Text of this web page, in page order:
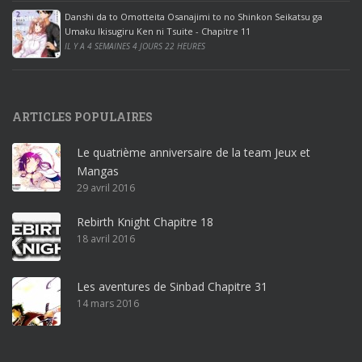
e
2
0
1
r
o
ff
i
c
e
3
r
Danshi da to Omotteita Osanajimi to no Shinkon Seikatsu ga
Umaku Ikisugiru Ken ni Tsuite - Chapitre 11
IL Y A 4 SEMAINES 4 JOURS 22 HEURES
ARTICLES POPULAIRES
Le quatrième anniversaire de la team Jeux et
Mangas
29 avril 2016
Rebirth Knight Chapitre 18
18 avril 2016
Les aventures de Sinbad Chapitre 31
14 mars 2016